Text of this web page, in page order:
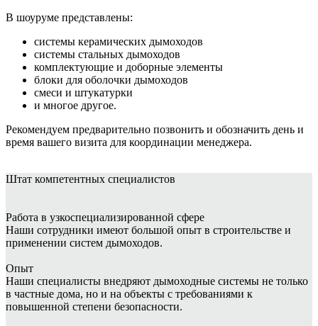
В шоуруме представлены:
системы керамических дымоходов
системы стальных дымоходов
комплектующие и доборные элементы
блоки для оболочки дымоходов
смеси и штукатурки
и многое другое.
Рекомендуем предварительно позвонить и обозначить день и
время вашего визита для координации менеджера.
Штат компетентных специалистов
Работа в узкоспециализированной сфере
Наши сотрудники имеют большой опыт в строительстве и
применении систем дымоходов.
Опыт
Наши специалисты внедряют дымоходные системы не только
в частные дома, но и на объекты с требованиями к
повышенной степени безопасности.